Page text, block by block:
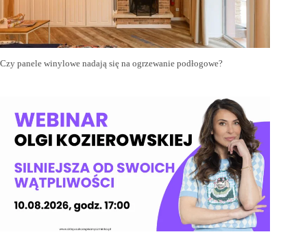
Czy panele winylowe nadają się na ogrzewanie podłogowe?